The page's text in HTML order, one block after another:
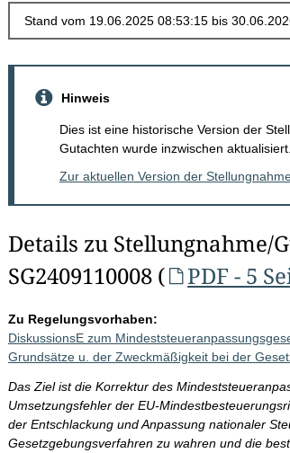
Hinweis
Dies ist eine historische Version der
Gutachten wurde inzwischen aktualisiert.
Zur aktuellen Version der
Details zu Stellungnahme/
SG2409110008 (
PDF - 5
Zu Regelungsvorhaben:
DiskussionsE zum
Grundsätze u. der Zweckmäßigkeit bei der
Das Ziel ist die Korrektur des
Umsetzungsfehler der EU-
der Entschlackung und Anpassung nationaler
Gesetzgebungsverfahren zu wahren und die